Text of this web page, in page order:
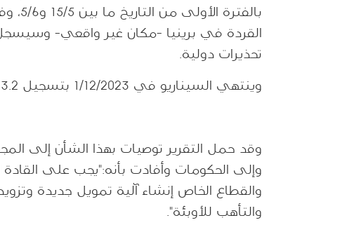
تحذيرات دولية.
وينتهي السيناريو في 1/12/2023 بتسجيل 3.2 مليار إصابة 271 مليون وفيّة.
وقد حمل التقرير توصيات بهذا الشأن إلى
وإلى الحكومات وأفادت بأنه:"يجب على القادة
والقطاع الخاص إنشاء آلية تمويل جديدة
والتأهب للأوبئة".